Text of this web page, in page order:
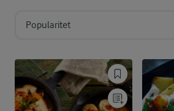
Popularitet